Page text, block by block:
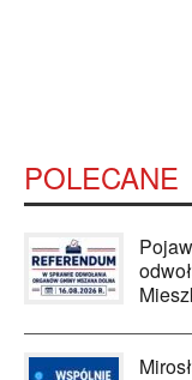
POLECANE